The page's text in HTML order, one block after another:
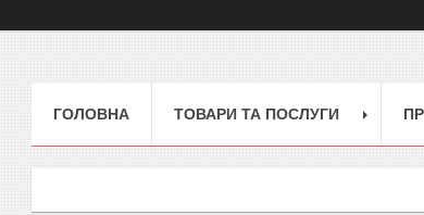
ГОЛОВНА ТОВАРИ ТА ПОСЛУГИ